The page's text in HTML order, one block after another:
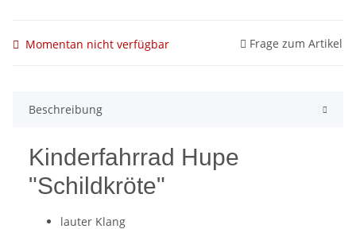
Momentan nicht verfügbar Frage zum Artikel
Beschreibung
Kinderfahrrad Hupe
"Schildkröte"
lauter Klang